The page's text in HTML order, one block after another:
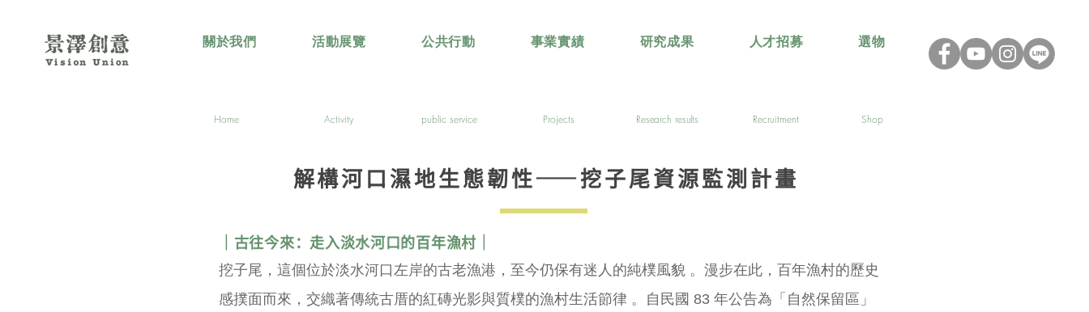
關於我們 活動展覽 公共行動 事業實績 研究成果 人才招募 選物
Home Activity public service Projects Research results Recruitment Shop
解構河口濕地生態韌性——挖子尾資源監測計畫
｜古往今來：走入淡水河口的百年漁村｜
挖子尾，這個位於淡水河口左岸的古老漁港，至今仍保有迷人的純樸風貌 。漫步在此，百年漁村的歷史
感撲面而來，交織著傳統古厝的紅磚光影與質樸的漁村生活節律 。自民國 83 年公告為「自然保留區」